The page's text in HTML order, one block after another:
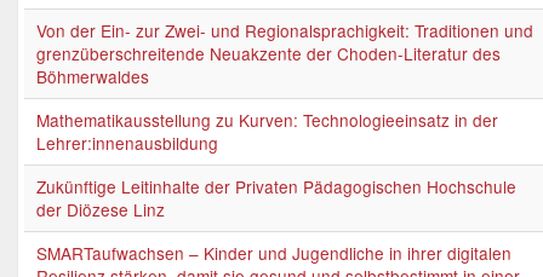
Von der Ein- zur Zwei- und Regionalsprachigkeit: Traditionen und
grenzüberschreitende Neuakzente der Choden-Literatur des
Böhmerwaldes
Mathematikausstellung zu Kurven: Technologieeinsatz in der
Lehrer:innenausbildung
Zukünftige Leitinhalte der Privaten Pädagogischen Hochschule
der Diözese Linz
SMARTaufwachsen – Kinder und Jugendliche in ihrer digitalen